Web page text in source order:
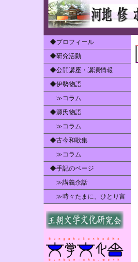
◆プロフィール
◆研究活動
◆公開講座・講演情報
◆伊勢物語
≫コラム
◆源氏物語
≫コラム
◆古今和歌集
≫コラム
◆手記のページ
≫講義余話
≫時々たまに、ひとり言